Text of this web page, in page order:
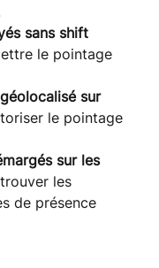
sans shift
le pointage
sur
le pointage
sur les
les
de présence